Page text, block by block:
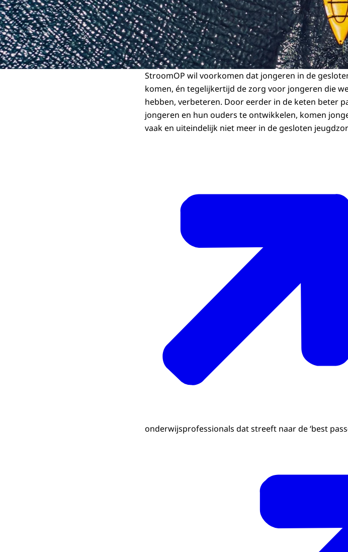
StroomOP wil voorkomen dat jongeren in de
komen, én tegelijkertijd de zorg voor jongeren die
hebben, verbeteren. Door eerder in de keten beter
jongeren en hun ouders te ontwikkelen, komen
vaak en uiteindelijk niet meer in de gesloten
onderwijsprofessionals dat streeft naar de ‘best